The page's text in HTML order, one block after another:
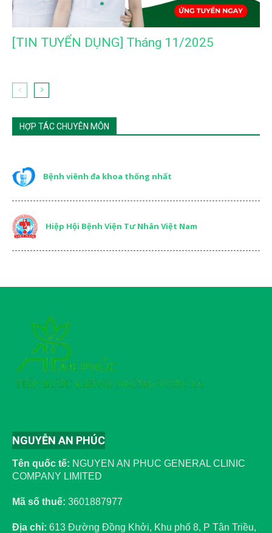
[TIN TUYỂN DỤNG] Tháng 11/2025
HỢP TÁC CHUYÊN MÔN
Bệnh viênh đa khoa thống nhất
Hiệp Hội Bệnh Viện Tư Nhân Việt Nam
NGUYỄN AN PHÚC
Tên quốc tế: NGUYEN AN PHUC GENERAL CLINIC
COMPANY LIMITED
Mã số thuế: 3601887977
Địa chỉ: 613 Đường Đồng Khởi, Khu phố 8, P Tân Triều,